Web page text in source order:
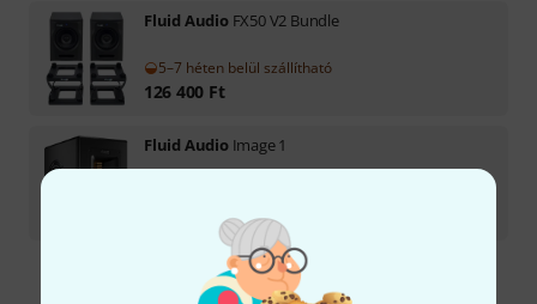
Fluid Audio FX50 V2 Bundle
5–7 héten belül szállítható
126 400 Ft
Fluid Audio Image 1
Ft
Díjmentes szállítás 79 000 Ft fölött